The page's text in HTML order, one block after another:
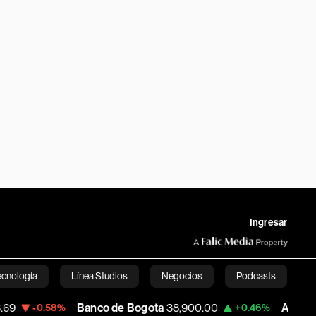
Ingresar
Línea Studios Negocios Podcasts
English
Banco de Bogota 38,900.00 +0.46% Apple 313.36